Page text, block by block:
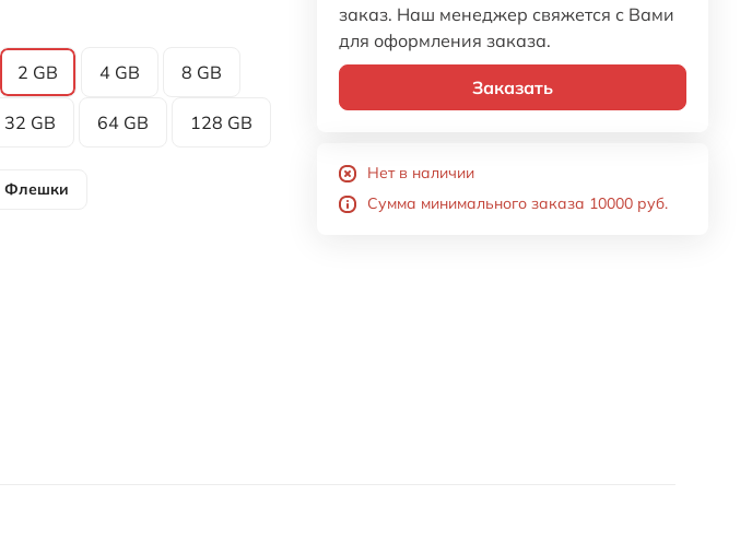
2 GB 4 GB 8 GB
32 GB 64 GB 128 GB
Флешки
заказ. Наш менеджер свяжется с Вами
для оформления заказа.
Заказать
Нет в наличии
Сумма минимального заказа 10000 руб.